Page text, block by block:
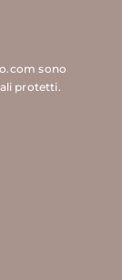
sono
protetti.